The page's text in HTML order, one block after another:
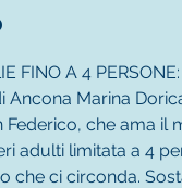
FINO A 4
Marina
Federico, che ama
adulti limitata a 4
che ci circonda.